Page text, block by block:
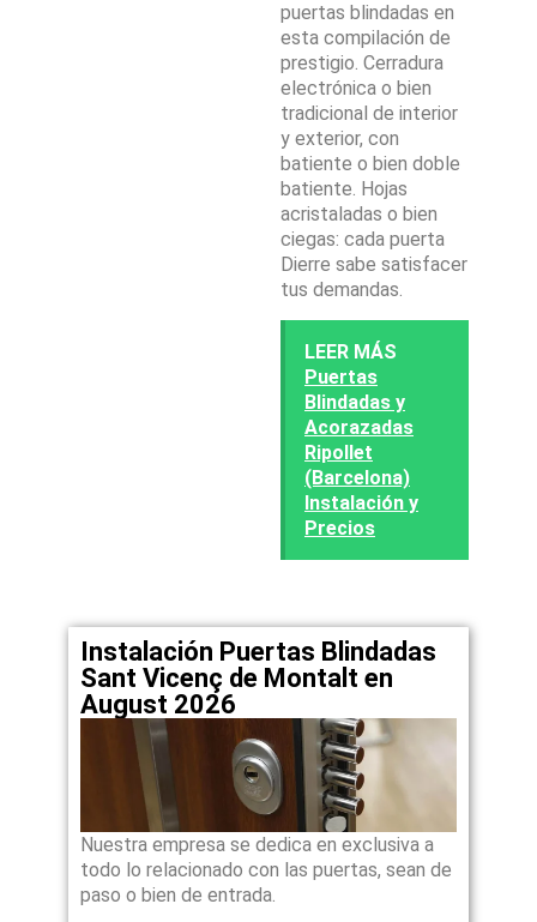
puertas blindadas en
esta compilación de
prestigio. Cerradura
electrónica o bien
tradicional de interior
y exterior, con
batiente o bien doble
batiente. Hojas
acristaladas o bien
ciegas: cada puerta
Dierre sabe satisfacer
tus demandas.
LEER MÁS
Puertas
Blindadas y
Acorazadas
Ripollet
(Barcelona)
Instalación y
Precios
Instalación Puertas Blindadas
Sant Vicenç de Montalt en
August 2026
Nuestra empresa se dedica en exclusiva a
todo lo relacionado con las puertas, sean de
paso o bien de entrada.